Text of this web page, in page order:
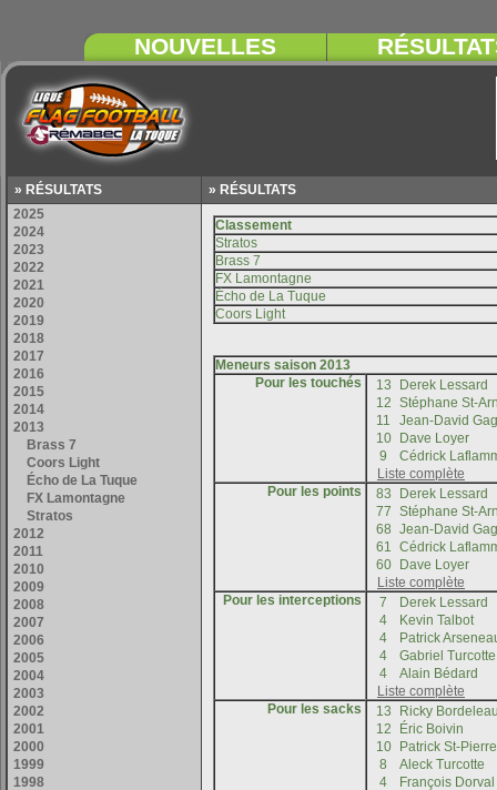
» RÉSULTATS » RÉSULTATS
Pour les touchés
Pour les points
Pour les interceptions
Pour les sacks